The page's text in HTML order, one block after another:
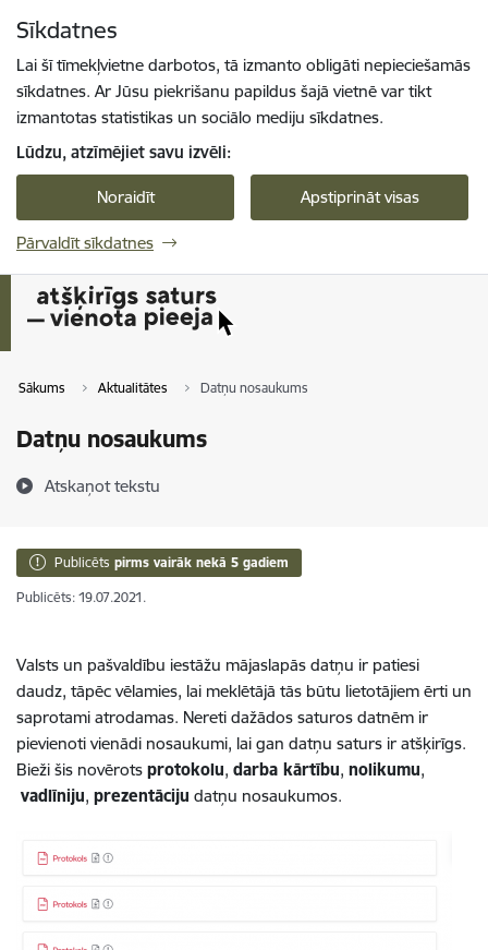
Sīkdatnes
Lai šī tīmekļvietne darbotos, tā izmanto obligāti nepieciešamās
sīkdatnes. Ar Jūsu piekrišanu papildus šajā vietnē var tikt
izmantotas statistikas un sociālo mediju sīkdatnes.
Lūdzu, atzīmējiet savu izvēli:
Noraidīt Apstiprināt visas
Pārvaldīt sīkdatnes
Sākums Aktualitātes Datņu nosaukums
Datņu nosaukums
Atskaņot tekstu
Publicēts pirms vairāk nekā 5 gadiem
Publicēts: 19.07.2021.
Valsts un pašvaldību iestāžu mājaslapās datņu ir patiesi
daudz, tāpēc vēlamies, lai meklētājā tās būtu lietotājiem ērti un
saprotami atrodamas. Nereti dažādos saturos datnēm ir
pievienoti vienādi nosaukumi, lai gan datņu saturs ir atšķirīgs.
Bieži šis novērots protokolu, darba kārtību, nolikumu,
vadlīniju, prezentāciju datņu nosaukumos.